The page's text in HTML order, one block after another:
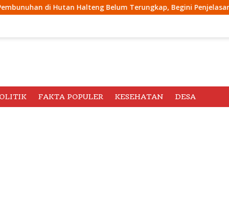
Belum Terungkap, Begini Penjelasan Kapolda Malut
FAKTA POPULER KESEHATAN DESA